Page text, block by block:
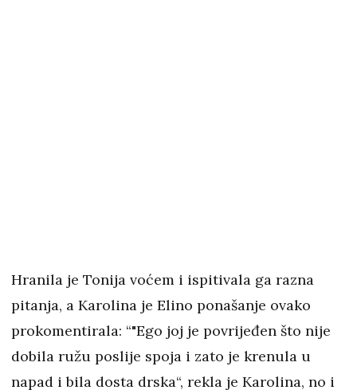
Hranila je Tonija voćem i ispitivala ga razna
pitanja, a Karolina je Elino ponašanje ovako
prokomentirala: “"Ego joj je povrijeđen što nije
dobila ružu poslije spoja i zato je krenula u
napad i bila dosta drska“, rekla je Karolina, no i